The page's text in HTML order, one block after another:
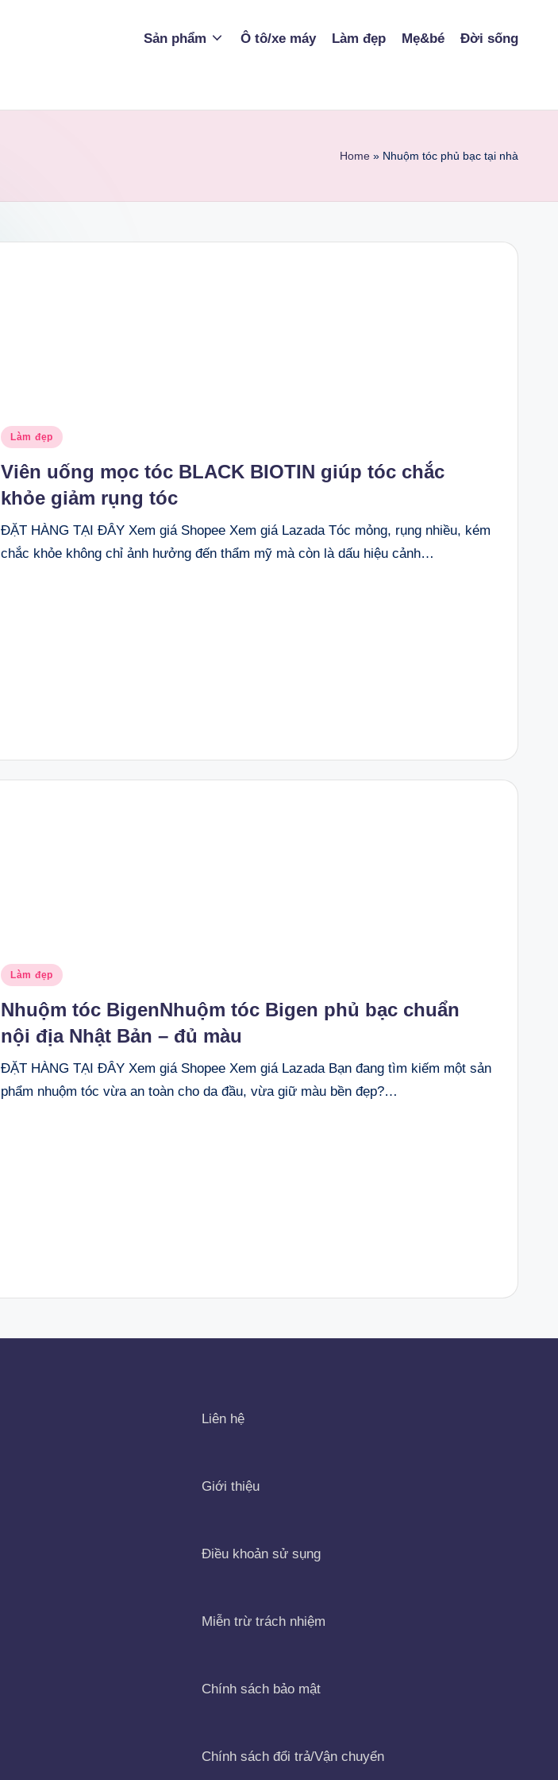
Sản phẩm Ô tô/xe máy Làm đẹp Mẹ&bé Đời sống
Home » Nhuộm tóc phủ bạc tại nhà
Posted
Làm đẹp
Viên uống mọc tóc BLACK BIOTIN giúp tóc chắc
khỏe giảm rụng tóc
ĐẶT HÀNG TẠI ĐÂY Xem giá Shopee Xem giá Lazada Tóc mỏng, rụng nhiều, kém
chắc khỏe không chỉ ảnh hưởng đến thẩm mỹ mà còn là dấu hiệu cảnh…
Posted
Làm đẹp
Nhuộm tóc BigenNhuộm tóc Bigen phủ bạc chuẩn
nội địa Nhật Bản – đủ màu
ĐẶT HÀNG TẠI ĐÂY Xem giá Shopee Xem giá Lazada Bạn đang tìm kiếm một sản
phẩm nhuộm tóc vừa an toàn cho da đầu, vừa giữ màu bền đẹp?…
Liên hệ
Giới thiệu
Điều khoản sử sụng
Miễn trừ trách nhiệm
Chính sách bảo mật
Chính sách đổi trả/Vận chuyển